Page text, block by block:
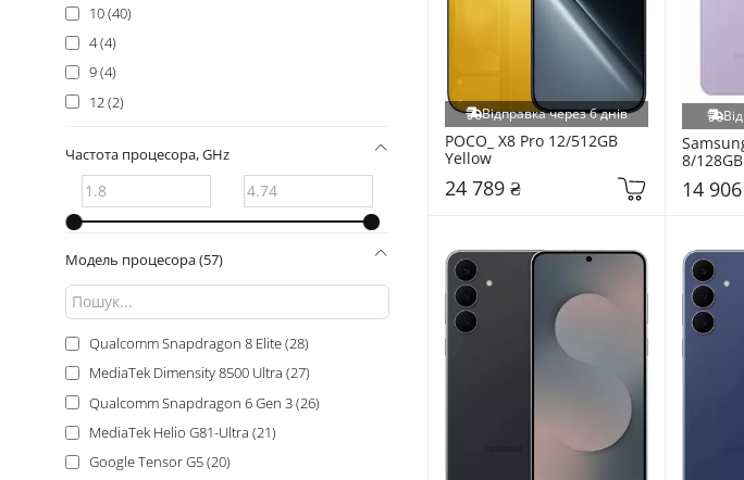
10 (40)
4 (4)
9 (4)
12 (2)
Частота процесора, GHz
Модель процесора (57)
Qualcomm Snapdragon 8 Elite (28)
MediaTek Dimensity 8500 Ultra (27)
Qualcomm Snapdragon 6 Gen 3 (26)
MediaTek Helio G81-Ultra (21)
Google Tensor G5 (20)
Відправка через 6 днів
POCO_ X8 Pro 12/512GB
Yellow
24 789 ₴
8/
14